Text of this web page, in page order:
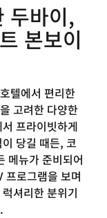
두바이,
본보이
텔에서 편리한
고려한 다양한
프라이빗하게
당길 때든, 코
메뉴가 준비되어
프로그램을 보며
셔리한 분위기